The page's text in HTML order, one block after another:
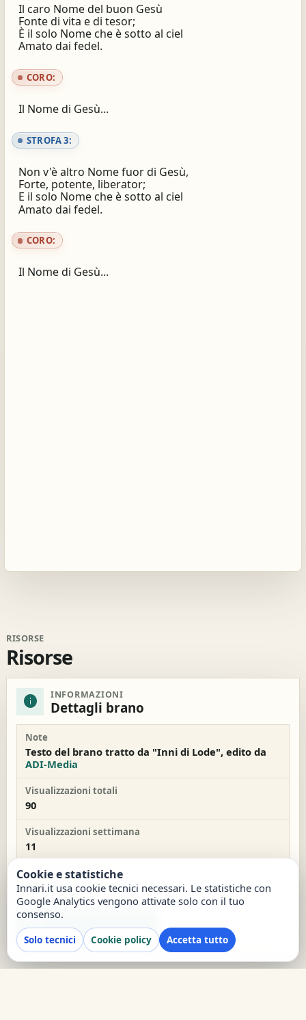
Il caro Nome del buon Gesù
Fonte di vita e di tesor;
È il solo Nome che è sotto al ciel
Amato dai fedel.
CORO:
Il Nome di Gesù...
STROFA 3:
Non v'è altro Nome fuor di Gesù,
Forte, potente, liberator;
E il solo Nome che è sotto al ciel
Amato dai fedel.
CORO:
Il Nome di Gesù...
RISORSE
Risorse
info INFORMAZIONI
Dettagli brano
Note
Testo del brano tratto da "Inni di Lode", edito da
ADI-Media
Visualizzazioni totali
90
Visualizzazioni settimana
11
Data inserimento
15/12/2023
reportSegnala un problema
Cookie e statistiche
Innari.it usa cookie tecnici necessari. Le statistiche con
Google Analytics vengono attivate solo con il tuo
consenso.
Solo tecnici Cookie policy Accetta tutto